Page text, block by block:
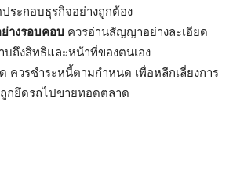
ระกอบธุรกิจอย่างถูกต้อง
างรอบคอบ ควรอ่านสัญญาอย่างละเอียด
บถึงสิทธิและหน้าที่ของตนเอง
ควรชำระหนี้ตามกำหนด เพื่อหลีกเลี่ยงการ
กยึดรถไปขายทอดตลาด